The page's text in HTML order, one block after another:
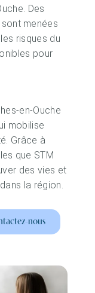
Des
menées
risques du
pour
en-Ouche
mobilise
Grâce à
que STM
des vies et
la région.
nous